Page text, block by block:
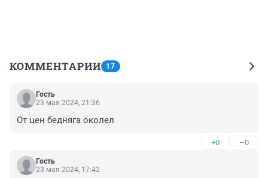
КОММЕНТАРИИ 17
Гость
23 мая 2024, 21:36
От цен бедняга околел
+0 –0
Гость
23 мая 2024, 17:42